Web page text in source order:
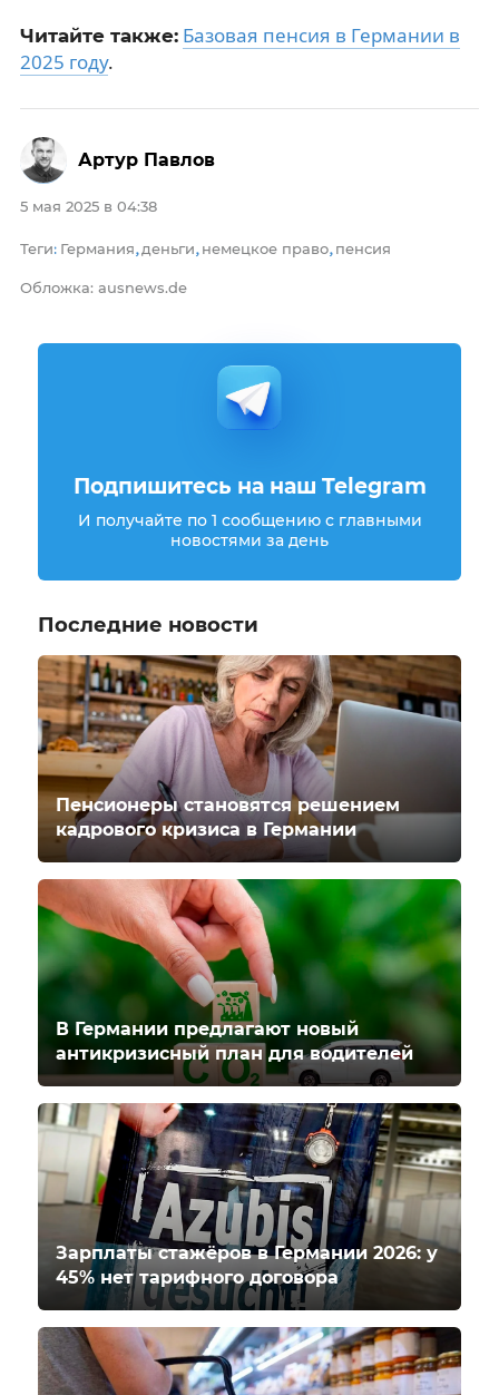
Читайте также: Базовая пенсия в Германии в
2025 году.
5 мая 2025 в 04:38
Теги: Германия, деньги, немецкое право, пенсия
Обложка: ausnews.de
Артур Павлов
Подпишитесь на наш Telegram
И получайте по 1 сообщению с главными
новостями за день
Последние новости
Пенсионеры становятся решением
кадрового кризиса в Германии
В Германии предлагают новый
антикризисный план для водителей
Зарплаты стажёров в Германии 2026: у
45% нет тарифного договора